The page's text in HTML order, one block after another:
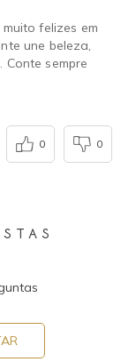
felizes em
une beleza,
sempre
0 0